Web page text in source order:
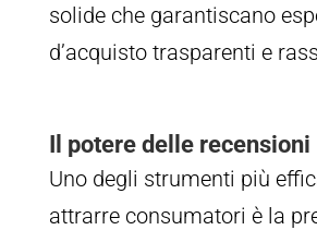
solide che garantiscano
d’acquisto trasparenti e
Il potere delle recensioni
Uno degli strumenti più
attrarre consumatori è la